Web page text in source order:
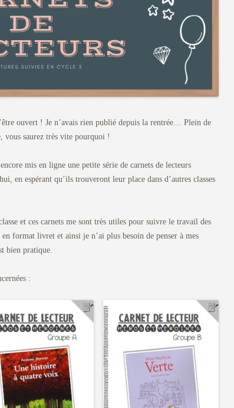
ouvert ! Je n’avais rien publié depuis la rentrée… Plein de
vous saurez très vite pourquoi !
mis en ligne une petite série de carnets de lecteurs
en espérant qu’ils trouveront leur place dans d’autres classes
et ces carnets me sont très utiles pour suivre le travail des
format livret et ainsi je n’ai plus besoin de penser à mes
bien pratique.
: